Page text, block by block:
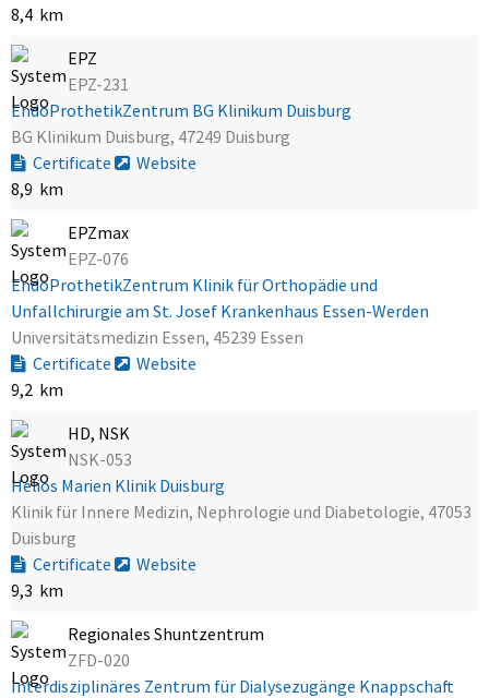
8,4 km
EPZ
EPZ-231
EndoProthetikZentrum BG Klinikum Duisburg
BG Klinikum Duisburg, 47249 Duisburg
Certificate
Website
8,9 km
EPZmax
EPZ-076
EndoProthetikZentrum Klinik für Orthopädie und
Unfallchirurgie am St. Josef Krankenhaus Essen-Werden
Universitätsmedizin Essen, 45239 Essen
Certificate
Website
9,2 km
HD, NSK
NSK-053
Helios Marien Klinik Duisburg
Klinik für Innere Medizin, Nephrologie und Diabetologie, 47053
Duisburg
Certificate
Website
9,3 km
Regionales Shuntzentrum
ZFD-020
Interdisziplinäres Zentrum für Dialysezugänge Knappschaft